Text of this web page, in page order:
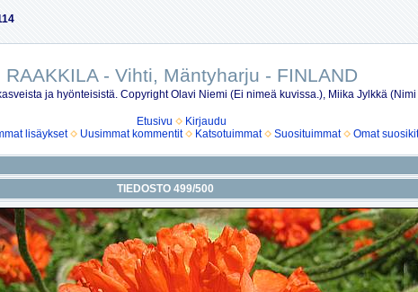
RAAKKILA - Vihti, Mäntyharju - FINLAND
ja hyönteisistä. Copyright Olavi Niemi (Ei nimeä kuvissa.), Miika Jylkkä
Etusivu
Kirjaudu
lisäykset Uusimmat kommentit Katsotuimmat Suosituimmat Omat suosikit
TIEDOSTO 499/500